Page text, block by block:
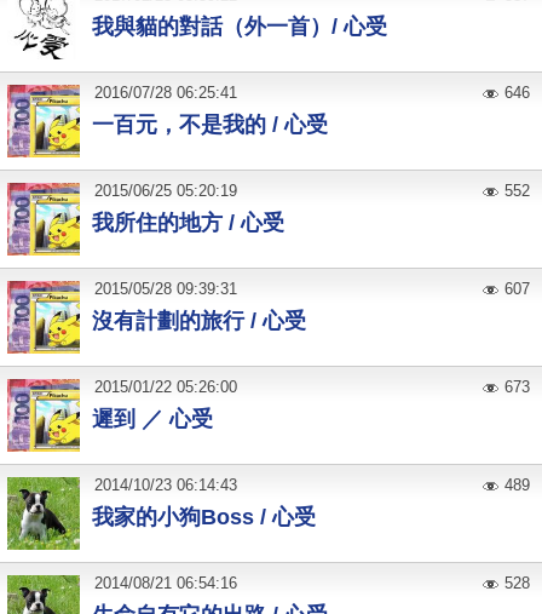
我與貓的對話（外一首）/ 心受
一百元，不是我的 / 心受
2016/07/28 06:25:41 646
我所住的地方 / 心受
2015/06/25 05:20:19 552
沒有計劃的旅行 / 心受
2015/05/28 09:39:31 607
遲到 ／ 心受
2015/01/22 05:26:00 673
我家的小狗Boss / 心受
2014/10/23 06:14:43 489
2014/08/21 06:54:16 528